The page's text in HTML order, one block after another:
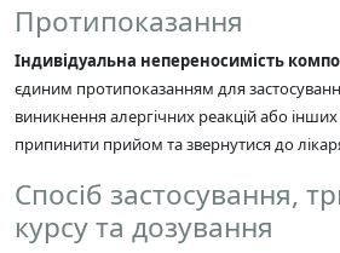
Протипоказання
Індивідуальна непереносимість
єдиним протипоказанням для
виникнення алергічних реакцій або інших
припинити прийом та звернутися до
Спосіб застосування,
курсу та дозування